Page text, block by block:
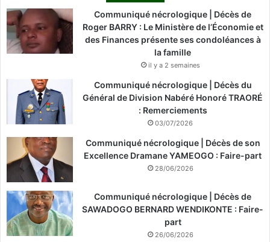
Communiqué nécrologique | Décès de
Roger BARRY : Le Ministère de l’Économie et
des Finances présente ses condoléances à
la famille
il y a 2 semaines
Communiqué nécrologique | Décès du
Général de Division Nabéré Honoré TRAORÉ
: Remerciements
03/07/2026
Communiqué nécrologique | Décès de son
Excellence Dramane YAMEOGO : Faire-part
28/06/2026
Communiqué nécrologique | Décès de
SAWADOGO BERNARD WENDIKONTE : Faire-
part
26/06/2026